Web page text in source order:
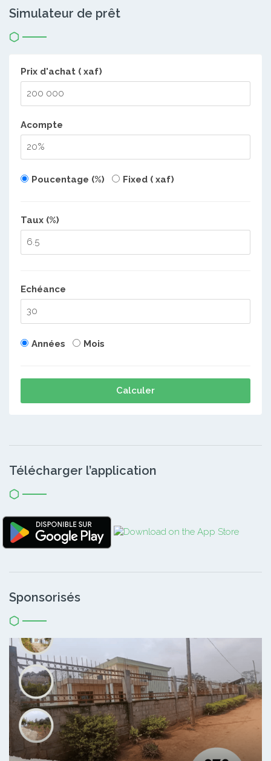
Simulateur de prêt
Prix d'achat ( xaf)
Acompte
Poucentage (%) Fixed ( xaf)
Taux (%)
Echéance
Années Mois
Calculer
Télécharger l’application
Sponsorisés